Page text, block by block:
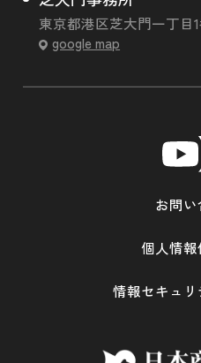
東京都港区芝大門一丁
google map
お問
個人情
情報セキュ